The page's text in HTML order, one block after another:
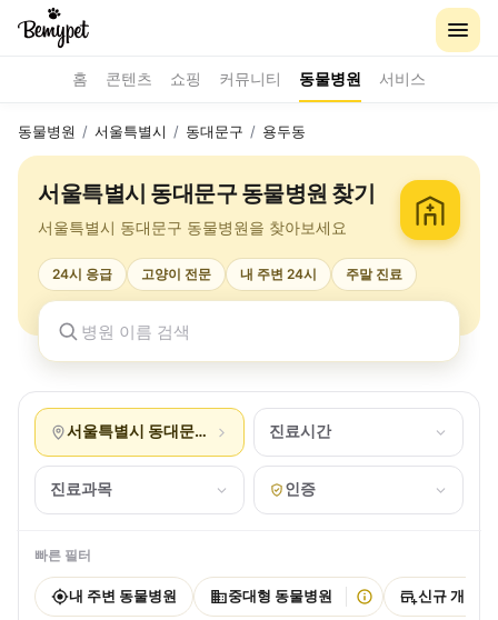
홈 콘텐츠 쇼핑 커뮤니티 동물병원 서비스
동물병원 / 서울특별시 / 동대문구 / 용두동
서울특별시 동대문구 동물병원 찾기
서울특별시 동대문구 동물병원을 찾아보세요
24시 응급 고양이 전문 내 주변 24시 주말 진료
서울특별시 동대문구 용두동 진료시간
진료과목 인증
빠른 필터
내 주변 동물병원 중대형 동물병원 신규 개원